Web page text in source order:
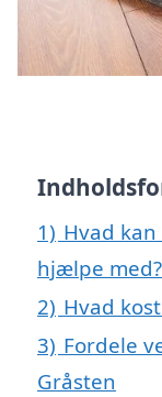
1) Hvad
hjælpe med?
2) Hvad
3) Fordele
Gråsten